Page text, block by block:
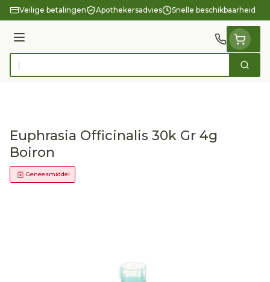
Ga naar de inhoud
Veilige betalingen Apothekersadvies Snelle beschikbaarheid
Menu
Product, merk, categorie... Zoek
Euphrasia Officinalis 30k Gr 4g
Boiron
Geneesmiddel